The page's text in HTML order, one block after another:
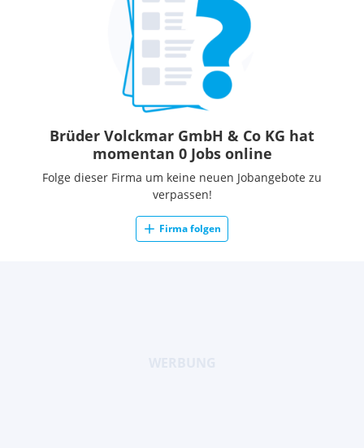
Brüder Volckmar GmbH & Co KG hat
momentan 0 Jobs online
Folge dieser Firma um keine neuen Jobangebote zu
verpassen!
Firma folgen